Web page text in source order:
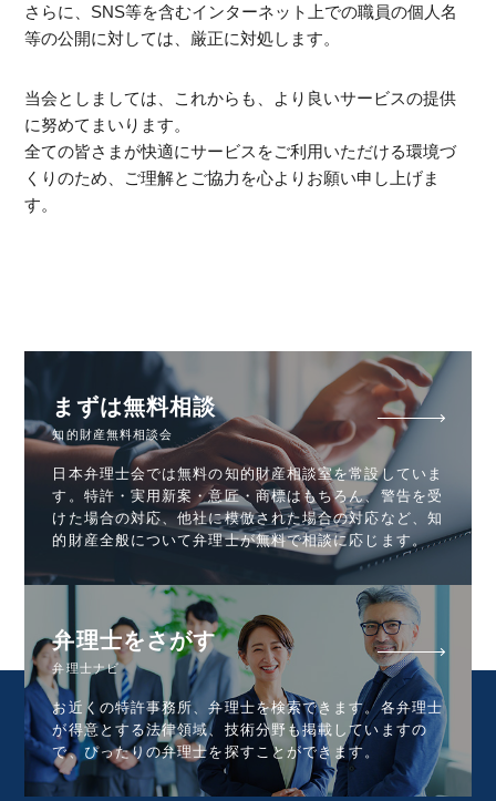
さらに、SNS等を含むインターネット上での職員の個人名
等の公開に対しては、厳正に対処します。
当会としましては、これからも、より良いサービスの提供
に努めてまいります。
全ての皆さまが快適にサービスをご利用いただける環境づ
くりのため、ご理解とご協力を心よりお願い申し上げま
す。
まずは無料相談
知的財産無料相談会
日本弁理士会では無料の知的財産相談室を常設していま
す。特許・実用新案・意匠・商標はもちろん、警告を受
けた場合の対応、他社に模倣された場合の対応など、知
的財産全般について弁理士が無料で相談に応じます。
弁理士をさがす
弁理士ナビ
お近くの特許事務所、弁理士を検索できます。各弁理士
が得意とする法律領域、技術分野も掲載していますの
で、ぴったりの弁理士を探すことができます。